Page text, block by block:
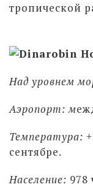
тропической
Над уровнем
Аэропорт: м
Температура:
сентябре.
Население: 978